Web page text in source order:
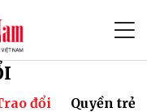
đổi Quyền trẻ